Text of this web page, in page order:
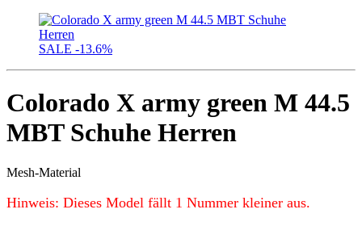
SALE -13.6%
Colorado X army green M 44.5
MBT Schuhe Herren
Mesh-Material
Hinweis: Dieses Model fällt 1 Nummer kleiner aus.